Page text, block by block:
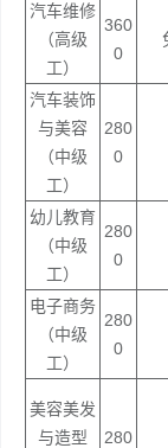
汽车维修
（高级
工）
360
0
汽车装饰
与美容
（中级
工）
280
0
幼儿教育
（中级
工）
280
0
电子商务
（中级
工）
280
0
美容美发
与造型
280